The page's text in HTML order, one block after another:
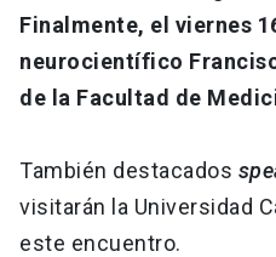
Finalmente, el viernes
neurocientífico
de la Facultad de
También destacados
visitarán la Universidad
este encuentro.